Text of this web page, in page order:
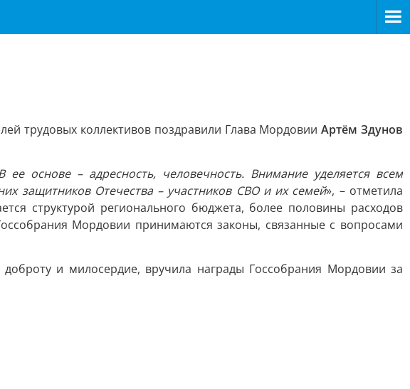
трудовых коллективов поздравили Глава МордовииАртём Здунов
основе – адресность, человечность. Внимание уделяется всем
защитников Отечества – участников СВО и их семей», – отметила
структурой регионального бюджета, более половины расходов
Мордовии принимаются законы, связанные с вопросами
и милосердие, вручила награды Госсобрания Мордовии за